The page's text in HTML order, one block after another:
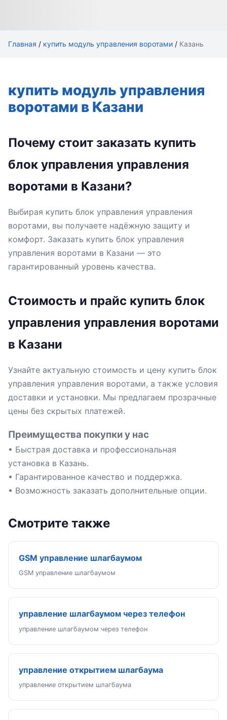
Главная / купить модуль управления воротами / Казань
купить модуль управления
воротами в Казани
Почему стоит заказать купить
блок управления управления
воротами в Казани?
Выбирая купить блок управления управления
воротами, вы получаете надёжную защиту и
комфорт. Заказать купить блок управления
управления воротами в Казани — это
гарантированный уровень качества.
Стоимость и прайс купить блок
управления управления воротами
в Казани
Узнайте актуальную стоимость и цену купить блок
управления управления воротами, а также условия
доставки и установки. Мы предлагаем прозрачные
цены без скрытых платежей.
Преимущества покупки у нас
• Быстрая доставка и профессиональная
установка в Казань.
• Гарантированное качество и поддержка.
• Возможность заказать дополнительные опции.
Смотрите также
GSM управление шлагбаумом
GSM управление шлагбаумом
управление шлагбаумом через телефон
управление шлагбаумом через телефон
управление открытием шлагбаума
управление открытием шлагбаума